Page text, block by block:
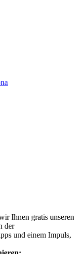
Ihnen gratis unseren
der
und einem Impuls,